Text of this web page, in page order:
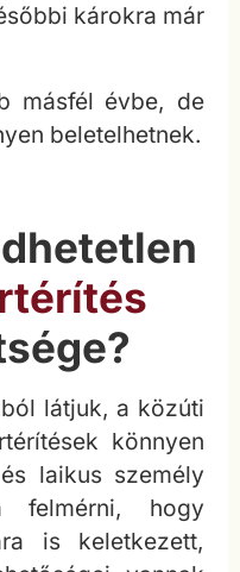
károkra már
másfél évbe, de
beletelhetnek.
látjuk, a közúti
könnyen
laikus személy
felmérni, hogy
is keletkezett,